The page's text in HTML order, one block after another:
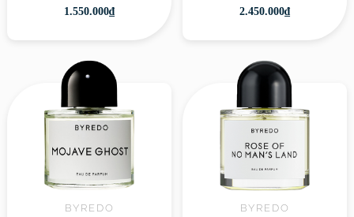
1.550.000₫ 2.450.000₫
BYREDO BYREDO